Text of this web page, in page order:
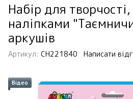
Набір для
наліпками
аркушів
Артикул: CH221840 Написати
Відео